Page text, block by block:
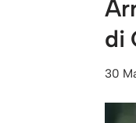
di
30